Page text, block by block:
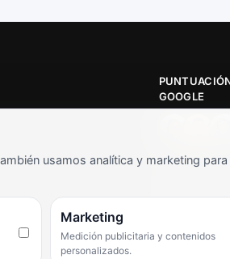
GOOGLE
★★★★★
«Servicio
con precios
comprado
siempre
servicio de
usamos analítica y marketing para
Marketing
Medición publicitaria y contenidos
personalizados.